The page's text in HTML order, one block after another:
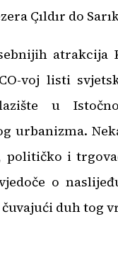
Çıldır do
atrakcija
voj listi
u
urbanizma.
i
o
čuvajući duh tog